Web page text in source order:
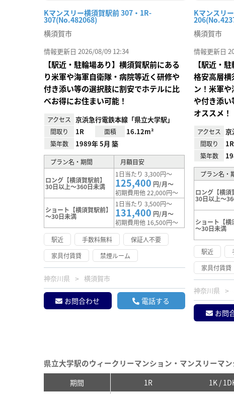
Kマンスリー横須賀駅前 307・1R-
307(No.482068)
横須賀市
情報更新日 2026/08/09 12:34
【駅近・駐輪場あり】横須賀駅前にある
り米軍や海軍自衛隊・病院等近く研修や
付き添い等の選択肢に割安でホテルに比
べお得にお住まい可能！
アクセス 京浜急行電鉄本線「県立大学駅」
間取り 1R 面積 16.12m²
築年数 1989年 5月 築
プラン名・期間 月額目安
ロング【横須賀駅前】
30日以上～360日未満
1日当たり 3,300円～
125,400 円/月～
初期費用他 22,000円～
ショート【横須賀駅前】
～30日未満
1日当たり 3,500円～
131,400 円/月～
初期費用他 16,500円～
駅近
手数料無料
保証人不要
家具付賃貸
禁煙ルーム
神奈川県 横須賀市
お問合わせ 電話する
Kマンスリ
横須賀市
情報更新日
【駅近・
格安高層横
ン！米軍
や付き添い
オススメ！
アクセス 京
間取り 1R
築年数
プラン名・
ロング【横須
30日以上～
ショート【横
～30日未満
駅近
家具付賃貸
神奈川県
お問
県立大学駅のウィークリーマンション・マンスリーマ
期間 1R 1K /